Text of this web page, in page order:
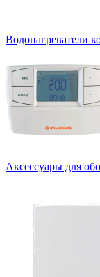
Водонагреватели
Аксессуары для